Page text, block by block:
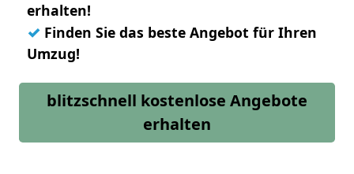
erhalten!
✓ Finden Sie das beste Angebot für Ihren
Umzug!
blitzschnell kostenlose Angebote
erhalten